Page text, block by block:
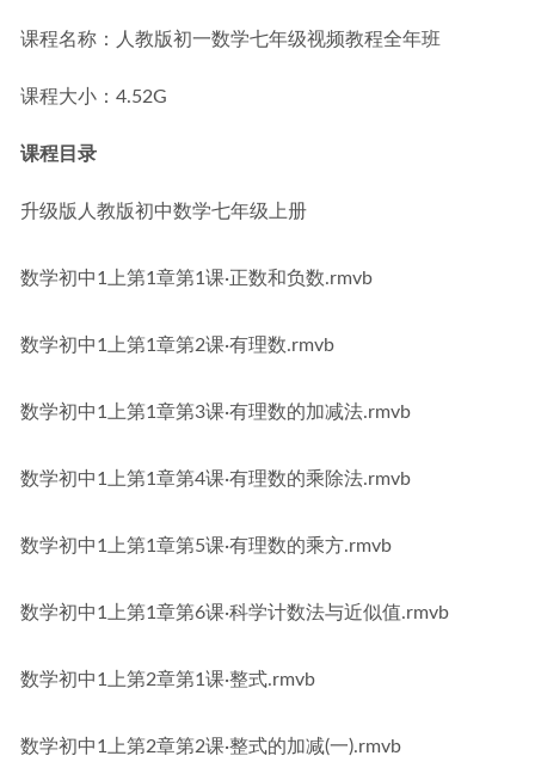
课程名称：人教版初一数学七年级视频教程全年班
课程大小：4.52G
课程目录
升级版人教版初中数学七年级上册
数学初中1上第1章第1课·正数和负数.rmvb
数学初中1上第1章第2课·有理数.rmvb
数学初中1上第1章第3课·有理数的加减法.rmvb
数学初中1上第1章第4课·有理数的乘除法.rmvb
数学初中1上第1章第5课·有理数的乘方.rmvb
数学初中1上第1章第6课·科学计数法与近似值.rmvb
数学初中1上第2章第1课·整式.rmvb
数学初中1上第2章第2课·整式的加减(一).rmvb